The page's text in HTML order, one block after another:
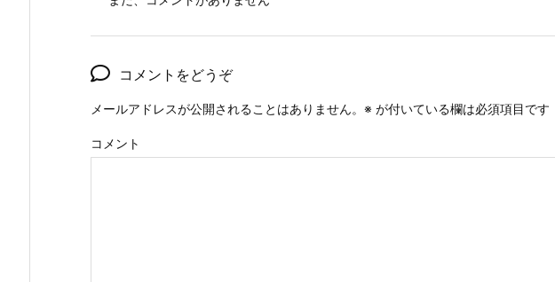
コメントをどうぞ
メールアドレスが公開されることはありません。 ※ が付いている欄は必須項目です
コメント